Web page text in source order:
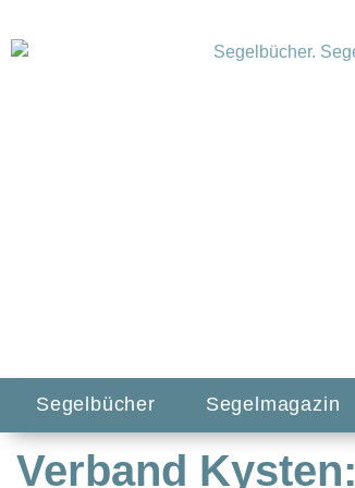
Segelbücher Segelmagazin
Verband